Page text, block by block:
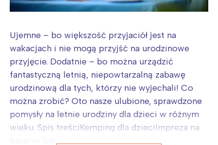
Ujemne – bo większość przyjaciół jest na
wakacjach i nie mogą przyjść na urodzinowe
przyjęcie. Dodatnie – bo można urządzić
fantastyczną letnią, niepowtarzalną zabawę
urodzinową dla tych, którzy nie wyjechali! Co
można zrobić? Oto nasze ulubione, sprawdzone
pomysły na letnie urodziny dla dzieci w różnym
wieku. Spis treściKemping dla dzieciImpreza na